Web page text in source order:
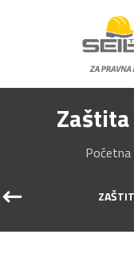
Početna